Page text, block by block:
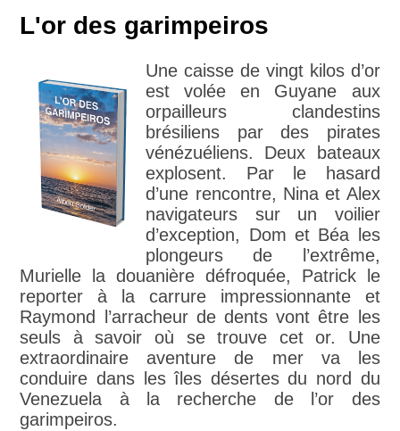
L'or des garimpeiros
Une caisse de vingt kilos d’or
est volée en Guyane aux
orpailleurs clandestins
brésiliens par des pirates
vénézuéliens. Deux bateaux
explosent. Par le hasard
d’une rencontre, Nina et Alex
navigateurs sur un voilier
d’exception, Dom et Béa les
plongeurs de l’extrême,
Murielle la douanière défroquée, Patrick le
reporter à la carrure impressionnante et
Raymond l’arracheur de dents vont être les
seuls à savoir où se trouve cet or. Une
extraordinaire aventure de mer va les
conduire dans les îles désertes du nord du
Venezuela à la recherche de l’or des
garimpeiros.